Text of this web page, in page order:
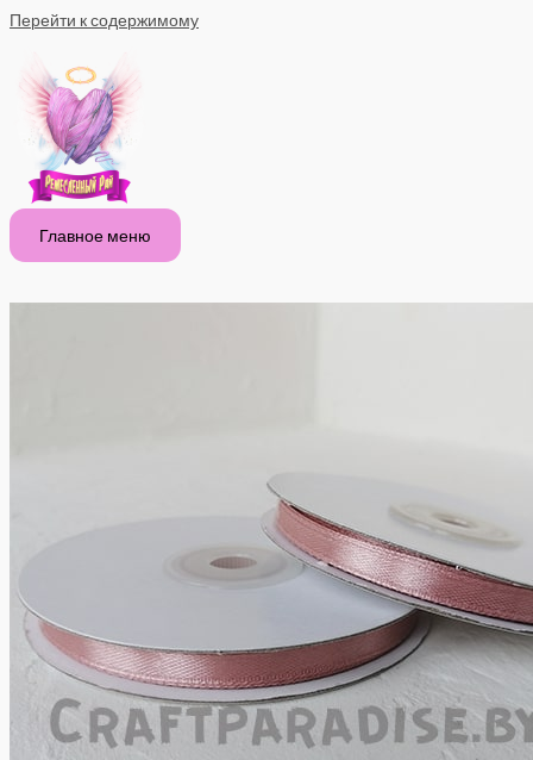
Перейти к содержимому
Главное меню